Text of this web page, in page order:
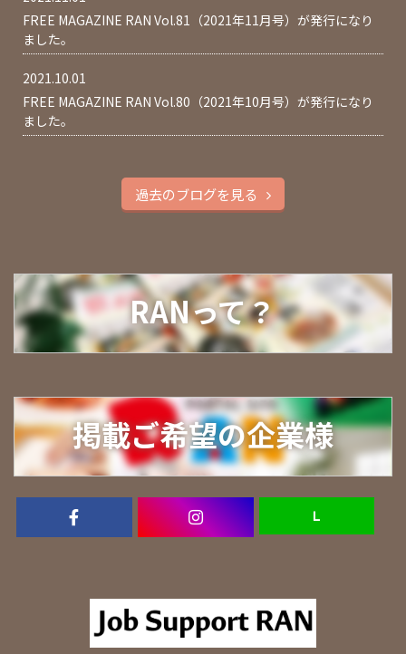
FREE MAGAZINE RAN Vol.81（2021年11月号）が発行になり
ました。
2021.10.01
FREE MAGAZINE RAN Vol.80（2021年10月号）が発行になり
ました。
過去のブログを見る
RANって？
掲載ご希望の企業様
Ｌ